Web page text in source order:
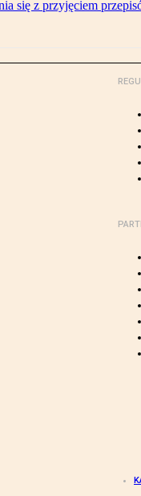
się z przyjęciem